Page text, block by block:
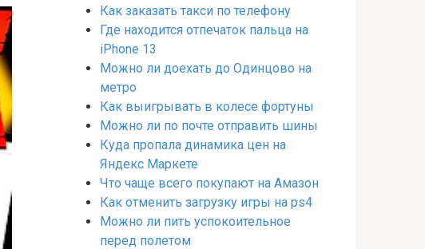
Как заказать такси по телефону
Где находится отпечаток пальца на
iPhone 13
Можно ли доехать до Одинцово на
метро
Как выигрывать в колесе фортуны
Можно ли по почте отправить шины
Куда пропала динамика цен на
Яндекс Маркете
Что чаще всего покупают на Амазон
Как отменить загрузку игры на ps4
Можно ли пить успокоительное
перед полетом